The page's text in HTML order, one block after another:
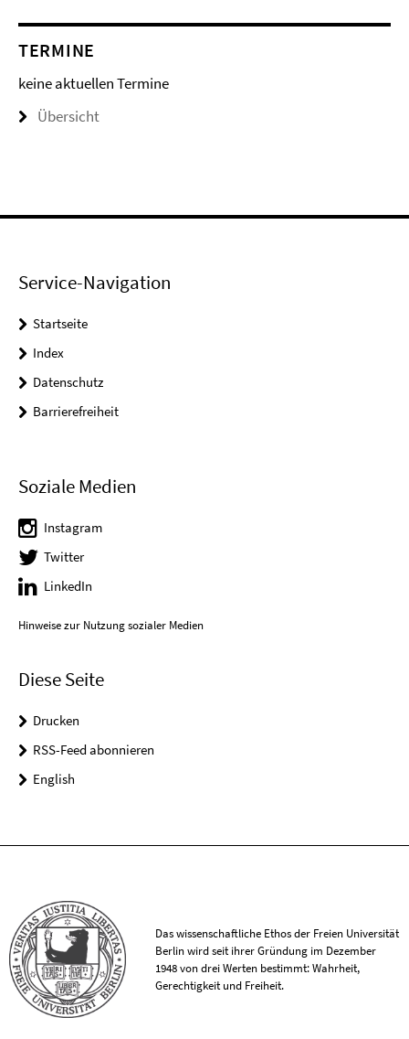
TERMINE
keine aktuellen Termine
Übersicht
Service-Navigation
Startseite
Index
Datenschutz
Barrierefreiheit
Soziale Medien
Instagram
Twitter
LinkedIn
Hinweise zur Nutzung sozialer Medien
Diese Seite
Drucken
RSS-Feed abonnieren
English
Das wissenschaftliche Ethos der Freien Universität
Berlin wird seit ihrer Gründung im Dezember
1948 von drei Werten bestimmt: Wahrheit,
Gerechtigkeit und Freiheit.